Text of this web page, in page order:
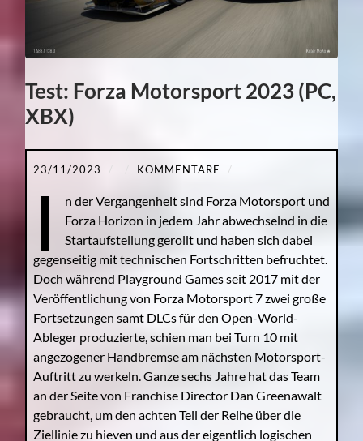
Test: Forza Motorsport 2023 (PC,
XBX)
23/11/2023 KOMMENTARE /
I
n der Vergangenheit sind Forza Motorsport und
Forza Horizon in jedem Jahr abwechselnd in die
Startaufstellung gerollt und haben sich dabei
gegenseitig mit technischen Fortschritten befruchtet.
Doch während Playground Games seit 2017 mit der
Veröffentlichung von Forza Motorsport 7 zwei große
Fortsetzungen samt DLCs für den Open-World-
Ableger produzierte, schien man bei Turn 10 mit
angezogener Handbremse am nächsten Motorsport-
Auftritt zu werkeln. Ganze sechs Jahre hat das Team
an der Seite von Franchise Director Dan Greenawalt
gebraucht, um den achten Teil der Reihe über die
Ziellinie zu hieven und aus der eigentlich logischen